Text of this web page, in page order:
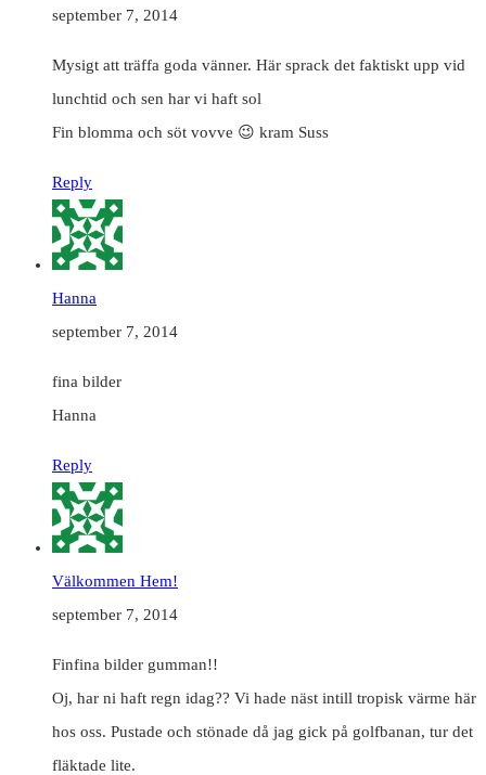
september 7, 2014
Mysigt att träffa goda vänner. Här sprack det faktiskt upp vid
lunchtid och sen har vi haft sol
Fin blomma och söt vovve 😉 kram Suss
Reply
Hanna
september 7, 2014
fina bilder
Hanna
Reply
Välkommen Hem!
september 7, 2014
Finfina bilder gumman!!
Oj, har ni haft regn idag?? Vi hade näst intill tropisk värme här
hos oss. Pustade och stönade då jag gick på golfbanan, tur det
fläktade lite.